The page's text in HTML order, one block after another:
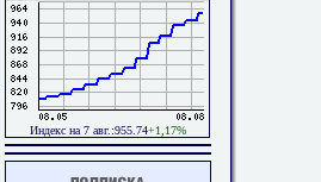
Индекс на 7 авг.:955.74+1,17%